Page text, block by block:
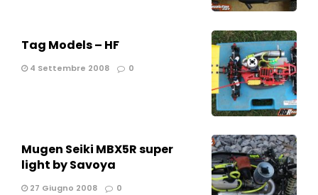
Tag Models – HF
4 Settembre 2008 0
Mugen Seiki MBX5R super
light by Savoya
27 Giugno 2008 0